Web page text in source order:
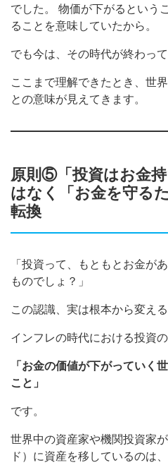
でした。 物価が下がるという
ることを意味していたから。
でも今は、その時代が終わって
ここまで理解できたとき、世
との意味が見えてきます。
原則⑤「投資はお金
はなく「お金を守る
転換
「投資って、もともとお金が
ものでしょ？」
この認識、実は根本から変え
インフレの時代における投資
「お金の価値が下がっていく
こと」
です。
世界中の資産家や機関投資家
ド）に資産を移しているのは